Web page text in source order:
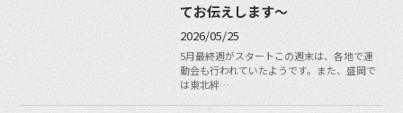
てお伝えします〜
2026/05/25
5月最終週がスタートこの週末は、各地で運
動会も行われていたようです。また、盛岡で
は東北絆…